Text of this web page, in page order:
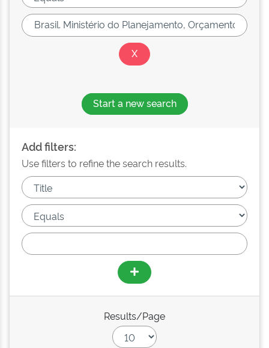
Start a new search
Add filters:
Use filters to refine the search results.
Results/Page